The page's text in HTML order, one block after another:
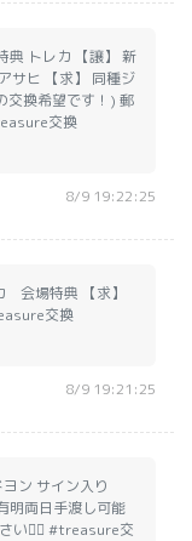
典 トレカ 【譲】 新
サヒ 【求】 同種ジ
交換希望です！) 郵
交換
8/9 19:22:25
会場特典 【求】
交換
8/9 19:21:25
ヨン サイン入り
明両日手渡し可能
い🙇‍♀️ #treasure交